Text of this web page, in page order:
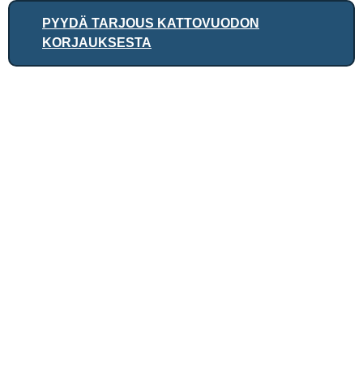
PYYDÄ TARJOUS KATTOVUODON
KORJAUKSESTA